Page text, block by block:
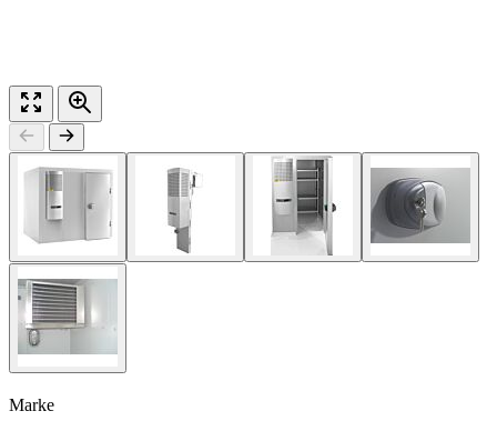
Marke